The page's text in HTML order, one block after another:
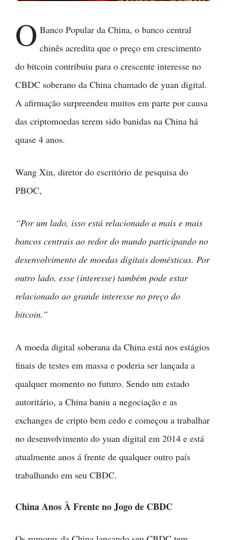
O Banco Popular da China, o banco central
chinês acredita que o preço em crescimento
do bitcoin contribuiu para o crescente interesse no
CBDC soberano da China chamado de yuan digital.
A afirmação surpreendeu muitos em parte por causa
das criptomoedas terem sido banidas na China há
quase 4 anos.
Wang Xin, diretor do escritório de pesquisa do
PBOC,
“Por um lado, isso está relacionado a mais e mais
bancos centrais ao redor do mundo participando no
desenvolvimento de moedas digitais domésticas. Por
outro lado, esse (interesse) também pode estar
relacionado ao grande interesse no preço do
bitcoin.”
A moeda digital soberana da China está nos estágios
finais de testes em massa e poderia ser lançada a
qualquer momento no futuro. Sendo um estado
autoritário, a China baniu a negociação e as
exchanges de cripto bem cedo e começou a trabalhar
no desenvolvimento do yuan digital em 2014 e está
atualmente anos á frente de qualquer outro país
trabalhando em seu CBDC.
China Anos À Frente no Jogo de CBDC